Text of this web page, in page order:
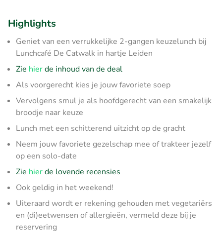
Highlights
Geniet van een verrukkelijke 2-gangen keuzelunch bij
Lunchcafé De Catwalk in hartje Leiden
Zie hierde inhoud van de deal
Als voorgerecht kies je jouw favoriete soep
Vervolgens smul je als hoofdgerecht van een smakelijk
broodje naar keuze
Lunch met een schitterend uitzicht op de gracht
Neem jouw favoriete gezelschap mee of trakteer jezelf
op een solo-date
Zie hierde lovende recensies
Ook geldig in het weekend!
Uiteraard wordt er rekening gehouden met vegetariërs
en (di)eetwensen of allergieën, vermeld deze bij je
reservering